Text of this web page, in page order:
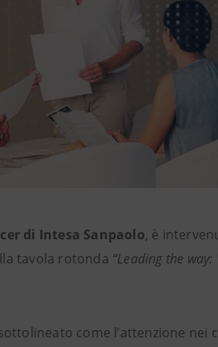
di Intesa Sanpaolo, è
tavola rotonda “Leading the
come l’attenzione nei